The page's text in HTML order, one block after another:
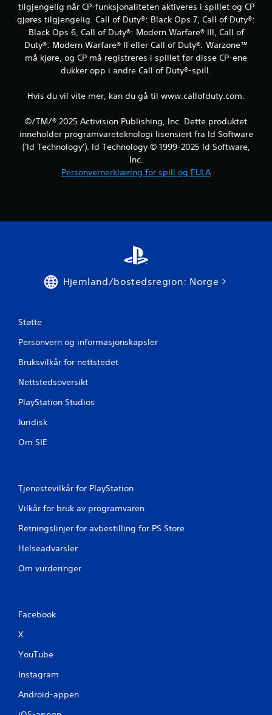
e
r
i
g
e
r
tilgjengelig når CP-funksjonaliteten aktiveres i spillet og CP
gjøres tilgjengelig. Call of Duty®: Black Ops 7, Call of Duty®:
Black Ops 6, Call of Duty®: Modern Warfare® III, Call of
Duty®: Modern Warfare® II eller Call of Duty®: Warzone™
må kjøre, og CP må registreres i spillet før disse CP-ene
dukker opp i andre Call of Duty®-spill.
Hvis du vil vite mer, kan du gå til www.callofduty.com.
©/TM/® 2025 Activision Publishing, Inc. Dette produktet
inneholder programvareteknologi lisensiert fra Id Software
('Id Technology'). Id Technology © 1999-2025 Id Software,
Inc.
Personvernerklæring for spill og EULA
Hjemland/bostedsregion: Norge
Støtte
Personvern og informasjonskapsler
Bruksvilkår for nettstedet
Nettstedsoversikt
PlayStation Studios
Juridisk
Om SIE
Tjenestevilkår for PlayStation
Vilkår for bruk av programvaren
Retningslinjer for avbestilling for PS Store
Helseadvarsler
Om vurderinger
Facebook
X
YouTube
Instagram
Android-appen